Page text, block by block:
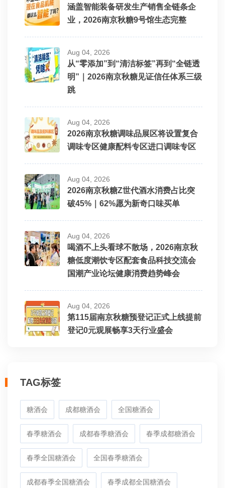
涵盖智能装备研发生产销售全链条企
业，2026南京秋糖9号馆生态完整
Aug 04, 2026
从“零添加”到“清洁标签”再到“全链透
明”｜2026南京秋糖见证信任体系三级
跳
Aug 04, 2026
2026南京秋糖调味品展区将设置复合
调味专区健康配料专区进口调味专区
Aug 04, 2026
2026南京秋糖Z世代酒水消费占比突
破45%｜62%愿为新奇口味买单
Aug 04, 2026
喝酒不上头看球不散场，2026南京秋
糖低度潮饮专区配套食品科技交流会
国潮产业论坛健康消费趋势峰会
Aug 04, 2026
第115届南京秋糖预登记正式上线提前
登记0元观展畅享3天行业盛会
TAG标签
糖酒会 成都糖酒会 全国糖酒会
春季糖酒会 成都春季糖酒会 春季成都糖酒会
春季全国糖酒会 全国春季糖酒会
成都春季全国糖酒会 春季成都全国糖酒会